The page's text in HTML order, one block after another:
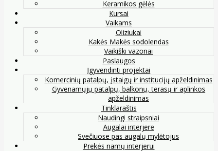
Keramikos gėlės
Kursai
Vaikams
Oliziukai
Kakės Makės sodolendas
Vaikiški vazonai
Paslaugos
Įgyvendinti projektai
Komercinių patalpų, įstaigų ir institucijų apželdinimas
Gyvenamųjų patalpų, balkonų, terasų ir aplinkos
apželdinimas
Tinklaraštis
Naudingi straipsniai
Augalai interjere
Svečiuose pas augalų mylėtojus
Prekės namų interjerui